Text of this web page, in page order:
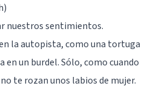
nuestros sentimientos.
la autopista, como una tortuga
en un burdel. Sólo, como cuando
te rozan unos labios de mujer.